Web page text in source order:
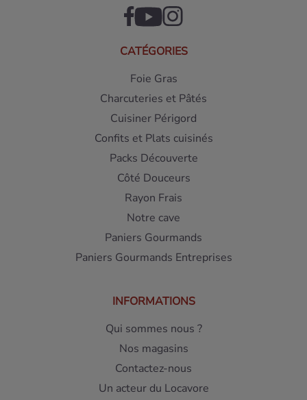
CATÉGORIES
Foie Gras
Charcuteries et Pâtés
Cuisiner Périgord
Confits et Plats cuisinés
Packs Découverte
Côté Douceurs
Rayon Frais
Notre cave
Paniers Gourmands
Paniers Gourmands Entreprises
INFORMATIONS
Qui sommes nous ?
Nos magasins
Contactez-nous
Un acteur du Locavore